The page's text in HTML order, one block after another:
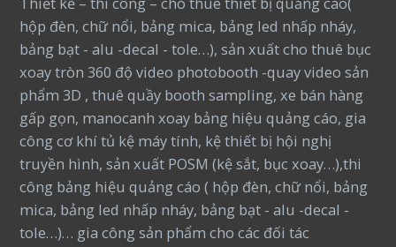
hộp đèn, chữ nổi, bảng mica, bảng led nhấp nháy,
bảng bạt - alu -decal - tole…), sản xuất cho thuê bục
xoay tròn 360 độ video photobooth -quay video sản
phẩm 3D , thuê quầy booth sampling, xe bán hàng
gấp gọn, manocanh xoay bảng hiệu quảng cáo, gia
công cơ khí tủ kệ máy tính, kệ thiết bị hội nghị
truyền hình, sản xuất POSM (kệ sắt, bục xoay…),thi
công bảng hiệu quảng cáo ( hộp đèn, chữ nổi, bảng
mica, bảng led nhấp nháy, bảng bạt - alu -decal -
tole…)… gia công sản phẩm cho các đối tác